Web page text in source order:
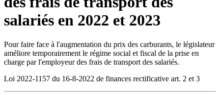
salariés en 2022 et 2023
Pour faire face à l'augmentation du prix des carburants, le législateur
améliore temporairement le régime social et fiscal de la prise en
charge par l'employeur des frais de transport des salariés.
Loi 2022-1157 du 16-8-2022 de finances rectificative art. 2 et 3